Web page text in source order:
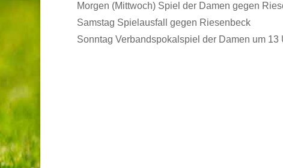
Morgen (Mittwoch) Spiel der Damen gegen
Samstag Spielausfall gegen Riesenbeck
Sonntag Verbandspokalspiel der Damen um 13